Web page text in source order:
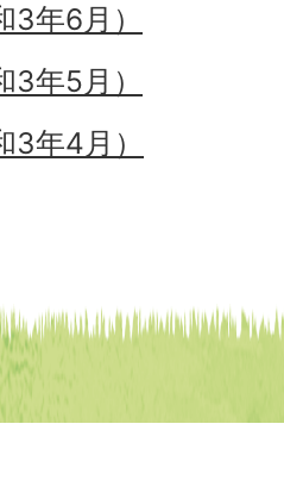
年6月）
年5月）
年4月）